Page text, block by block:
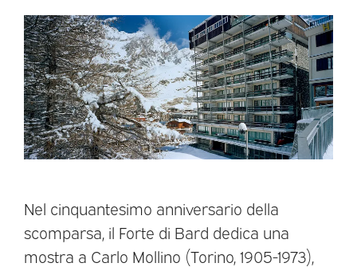
Nel cinquantesimo anniversario della
scomparsa, il Forte di Bard dedica una
mostra a Carlo Mollino (Torino, 1905-1973),